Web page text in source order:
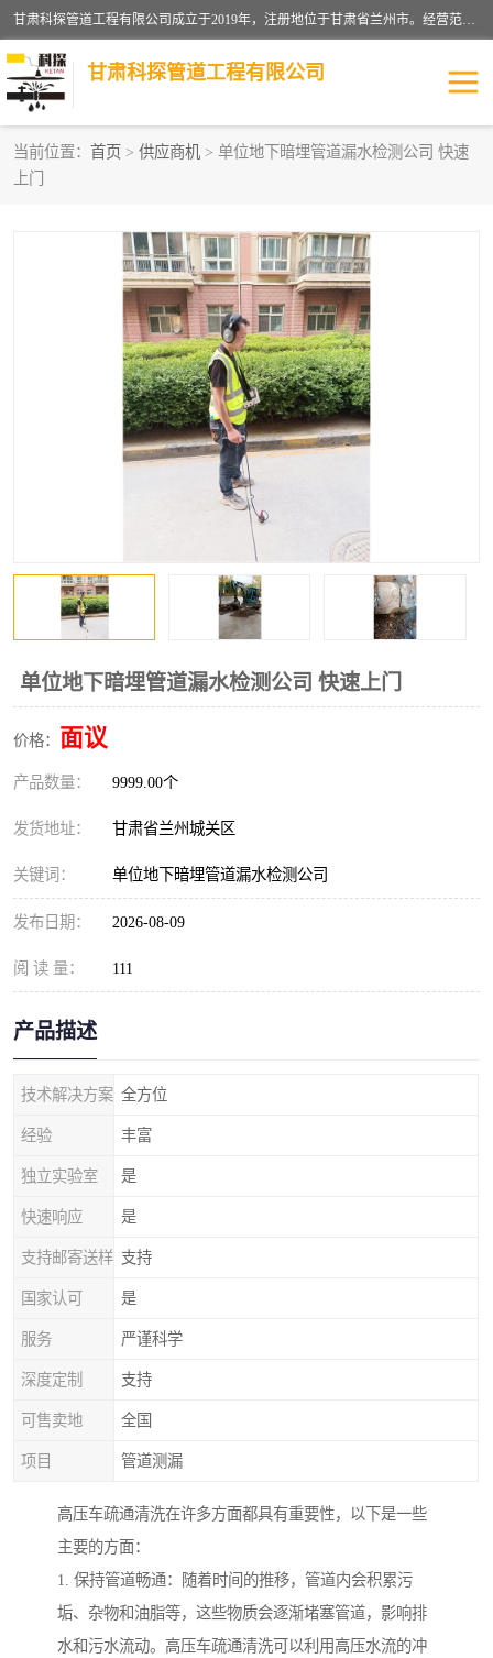
甘肃科探管道工程有限公司成立于2019年，注册地位于甘肃省兰州市。经营范围包括管道安装、清洗、疏通、维修、检测，防水工程，工程钻孔，化粪池清理，暖气安装，给排水管道安装维修，室内外管道如消防、供水、供热管道漏水检测定位，室内外防水堵漏等。
甘肃科探管道工程有限公司
当前位置： 首页 > 供应商机 > 单位地下暗埋管道漏水检测公司 快速
上门
单位地下暗埋管道漏水检测公司 快速上门
价格： 面议
产品数量： 9999.00个
发货地址： 甘肃省兰州城关区
关键词： 单位地下暗埋管道漏水检测公司
发布日期： 2026-08-09
阅 读 量： 111
产品描述
技术解决方案 全方位
经验 丰富
独立实验室 是
快速响应 是
支持邮寄送样 支持
国家认可 是
服务 严谨科学
深度定制 支持
可售卖地 全国
项目 管道测漏
高压车疏通清洗在许多方面都具有重要性，以下是一些
主要的方面：
1. 保持管道畅通：随着时间的推移，管道内会积累污
垢、杂物和油脂等，这些物质会逐渐堵塞管道，影响排
水和污水流动。高压车疏通清洗可以利用高压水流的冲
管道安装维修
漏水检查维修 消防管道漏水
供热管道漏水 排水管道漏水
自来水管漏水 管道疏通
高压车疏通清淤